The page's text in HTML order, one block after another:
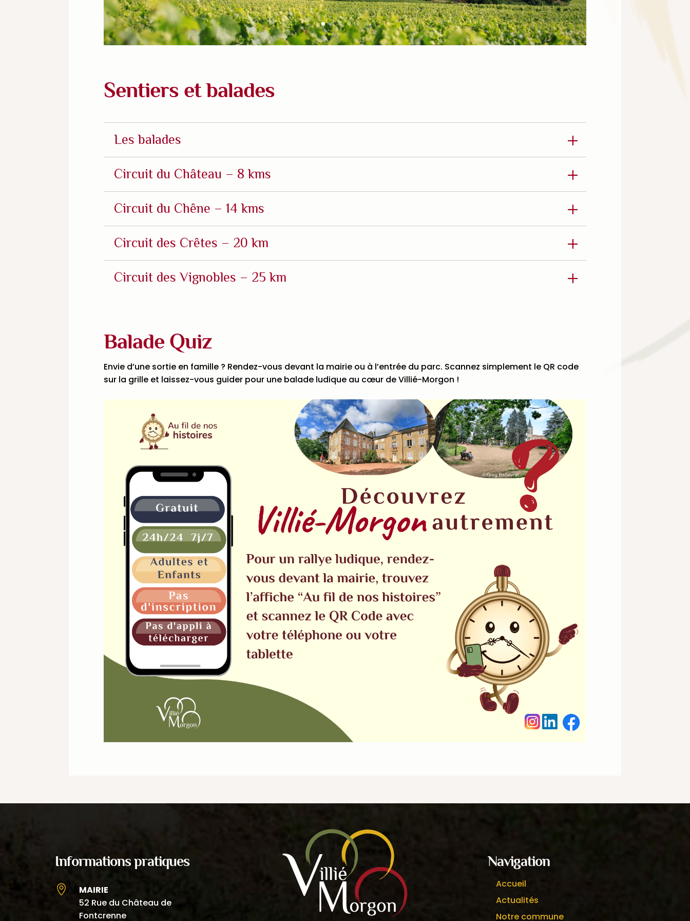
Sentiers et balades
Les balades
Circuit du Château – 8 kms
Circuit du Chêne – 14 kms
Circuit des Crêtes – 20 km
Circuit des Vignobles – 25 km
Balade Quiz
Envie d’une sortie en famille ? Rendez-vous devant la mairie ou à l’entrée du parc. Scannez simplement le QR code
sur la grille et laissez-vous guider pour une balade ludique au cœur de Villié-Morgon !
Informations pratiques

MAIRIE
52 Rue du Château de
Fontcrenne
Navigation
Accueil
Actualités
Notre commune